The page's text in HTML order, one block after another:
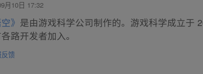
月10日 17:32
》 是由游戏科学公司制作的。游戏科学成立于
路开发者加入。
馈